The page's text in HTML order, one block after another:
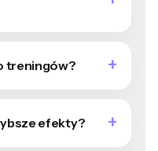
treningów?
efekty?